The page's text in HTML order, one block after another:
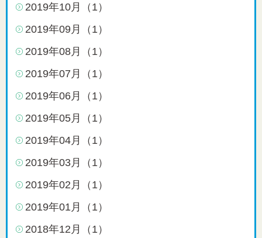
2019年10月（1）
2019年09月（1）
2019年08月（1）
2019年07月（1）
2019年06月（1）
2019年05月（1）
2019年04月（1）
2019年03月（1）
2019年02月（1）
2019年01月（1）
2018年12月（1）